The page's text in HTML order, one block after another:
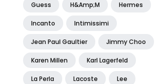
Guess H&amp;m Hermes
Incanto Intimissimi
Jean Paul Gaultier Jimmy Choo
Karen Millen Karl Lagerfeld
La Perla Lacoste Lee